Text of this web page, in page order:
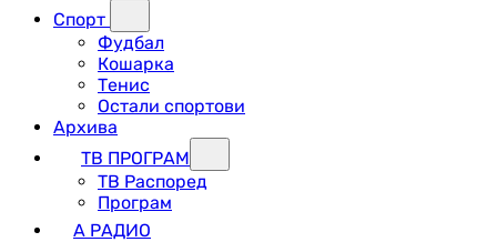
Спорт
Фудбал
Кошарка
Тенис
Остали спортови
Архива
ТВ ПРОГРАМ
ТВ Распоред
Програм
А РАДИО